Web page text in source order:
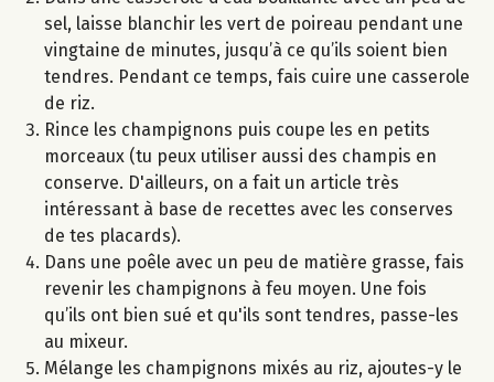
sel, laisse blanchir les vert de poireau pendant une
vingtaine de minutes, jusqu’à ce qu’ils soient bien
tendres. Pendant ce temps, fais cuire une casserole
de riz.
Rince les champignons puis coupe les en petits
morceaux (tu peux utiliser aussi des champis en
conserve. D'ailleurs, on a fait un article très
intéressant à base de recettes avec les conserves
de tes placards).
Dans une poêle avec un peu de matière grasse, fais
revenir les champignons à feu moyen. Une fois
qu’ils ont bien sué et qu'ils sont tendres, passe-les
au mixeur.
Mélange les champignons mixés au riz, ajoutes-y le